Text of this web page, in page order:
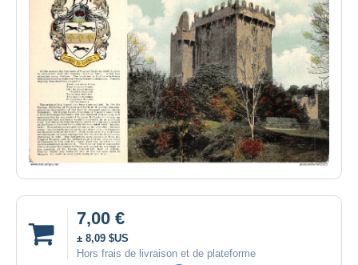
7,00 €
± 8,09 $US
Hors frais de livraison et de plateforme